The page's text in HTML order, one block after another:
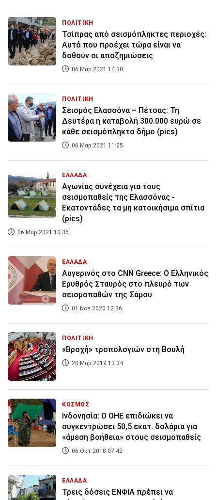
ΠΟΛΙΤΙΚΗ
Τσίπρας από σεισμόπληκτες περιοχές:
Αυτό που προέχει τώρα είναι να
δοθούν οι αποζημιώσεις
06 Μαρ 2021 14:30
ΠΟΛΙΤΙΚΗ
Σεισμός Ελασσόνα – Πέτσας: Τη
Δευτέρα η καταβολή 300.000 ευρώ σε
κάθε σεισμόπληκτο δήμο (pics)
06 Μαρ 2021 11:25
ΕΛΛΑΔΑ
Αγωνίας συνέχεια για τους
σεισμοπαθείς της Ελασσόνας -
Εκατοντάδες τα μη κατοικήσιμα σπίτια
(pics)
06 Μαρ 2021 10:36
ΕΛΛΑΔΑ
Αυγερινός στο CNN Greece: Ο Ελληνικός
Ερυθρός Σταυρός στο πλευρό των
σεισμοπαθών της Σάμου
01 Νοε 2020 12:36
ΠΟΛΙΤΙΚΗ
«Βροχή» τροπολογιών στη Βουλή
28 Μαρ 2019 13:34
ΚΟΣΜΟΣ
Ινδονησία: Ο ΟΗΕ επιδιώκει να
συγκεντρώσει 50,5 εκατ. δολάρια για
«άμεση βοήθεια» στους σεισμοπαθείς
06 Οκτ 2018 07:42
ΕΛΛΑΔΑ
Τρεις δόσεις ΕΝΦΙΑ πρέπει να